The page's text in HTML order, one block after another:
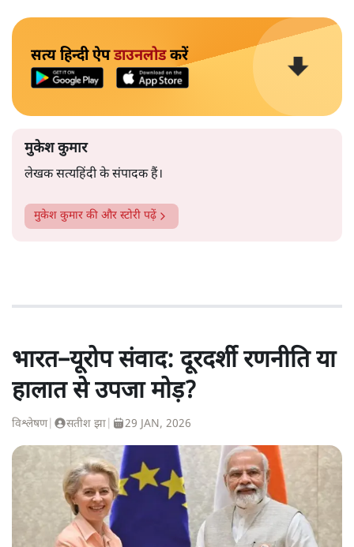
सत्य हिन्दी ऐपडाउनलोडकरें
मुकेश कुमार
लेखक सत्यहिंदी के संपादक हैं।
मुकेश कुमार की और स्टोरी पढ़ें
भारत–यूरोप संवाद: दूरदर्शी रणनीति या
हालात से उपजा मोड़?
विश्लेषण| सतीश झा 29 JAN, 2026